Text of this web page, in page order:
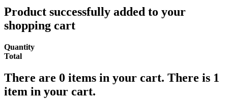
Product successfully added to your
shopping cart
Quantity
Total
There are 0 items in your cart. There is 1
item in your cart.